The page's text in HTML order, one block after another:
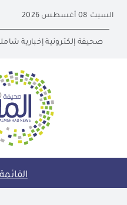
content
السبت 08 أغسطس 2026
صحيفة إلكترونية إخبارية شاملة